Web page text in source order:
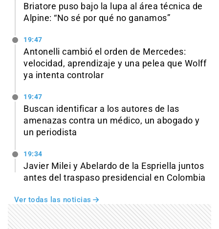
Briatore puso bajo la lupa al área técnica de
Alpine: “No sé por qué no ganamos”
19:47
Antonelli cambió el orden de Mercedes:
velocidad, aprendizaje y una pelea que Wolff
ya intenta controlar
19:47
Buscan identificar a los autores de las
amenazas contra un médico, un abogado y
un periodista
19:34
Javier Milei y Abelardo de la Espriella juntos
antes del traspaso presidencial en Colombia
Ver todas las noticias